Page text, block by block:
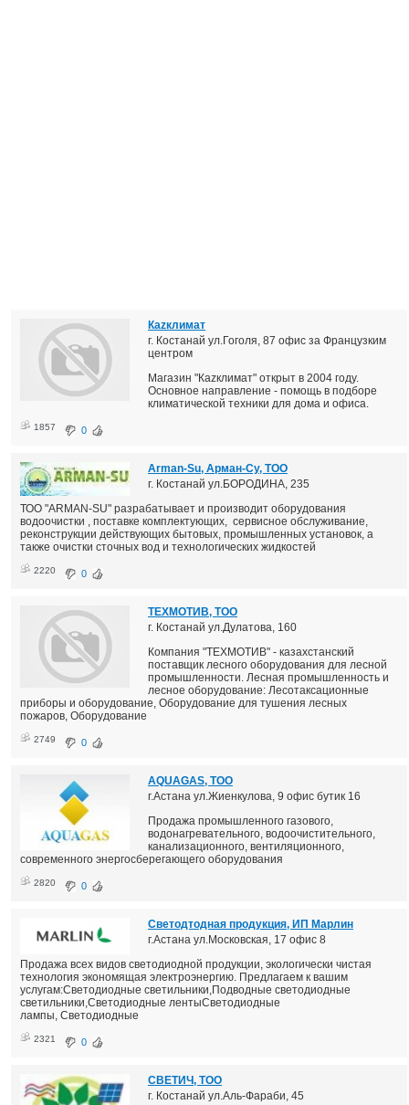
Кazклимат
г. Костанай ул.Гоголя, 87 офис за Французким
центром
Магазин "Каzклимат" открыт в 2004 году.
Основное направление - помощь в подборе
климатической техники для дома и офиса.
1857 0
Arman-Su, Арман-Су, ТОО
г. Костанай ул.БОРОДИНА, 235
ТОО "ARMAN-SU" разрабатывает и производит оборудования
водоочистки , поставке комплектующих, сервисное обслуживание,
реконструкции действующих бытовых, промышленных установок, а
также очистки сточных вод и технологических жидкостей
2220 0
ТЕХМОТИВ, ТОО
г. Костанай ул.Дулатова, 160
Компания "ТЕХМОТИВ" - казахстанский
поставщик лесного оборудования для лесной
промышленности. Лесная промышленность и
лесное оборудование: Лесотаксационные
приборы и оборудование, Оборудование для тушения лесных
пожаров, Оборудование
2749 0
AQUAGAS, ТОО
г.Астана ул.Жиенкулова, 9 офис бутик 16
Продажа промышленного газового,
водонагревательного, водоочистительного,
канализационного, вентиляционного,
современного энергосберегающего оборудования
2820 0
Светодтодная продукция, ИП Марлин
г.Астана ул.Московская, 17 офис 8
Продажа всех видов светодиодной продукции, экологически чистая
технология экономящая электроэнергию. Предлагаем к вашим
услугам:Светодиодные светильники,Подводные светодиодные
светильники,Светодиодные лентыСветодиодные
лампы, Светодиодные
2321 0
СВЕТИЧ, ТОО
г. Костанай ул.Аль-Фараби, 45